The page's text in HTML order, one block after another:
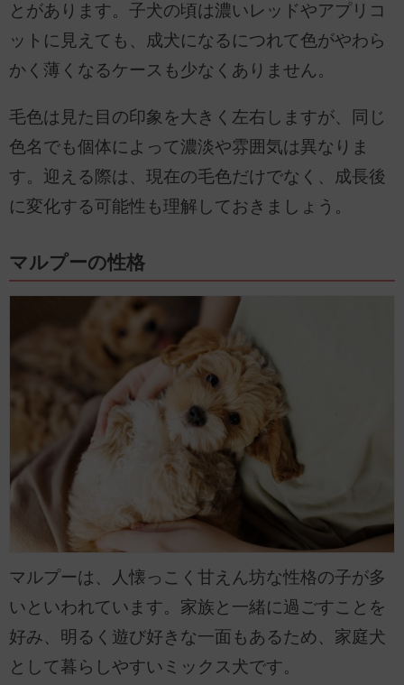
とがあります。子犬の頃は濃いレッドやアプリコ
ットに見えても、成犬になるにつれて色がやわら
かく薄くなるケースも少なくありません。
毛色は見た目の印象を大きく左右しますが、同じ
色名でも個体によって濃淡や雰囲気は異なりま
す。迎える際は、現在の毛色だけでなく、成長後
に変化する可能性も理解しておきましょう。
マルプーの性格
マルプーは、人懐っこく甘えん坊な性格の子が多
いといわれています。家族と一緒に過ごすことを
好み、明るく遊び好きな一面もあるため、家庭犬
として暮らしやすいミックス犬です。